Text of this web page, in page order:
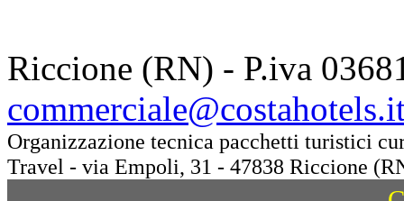
Riccione (RN) - P.iva
Organizzazione tecnica pacchetti turistici
Travel - via Empoli, 31 - 47838 Riccione